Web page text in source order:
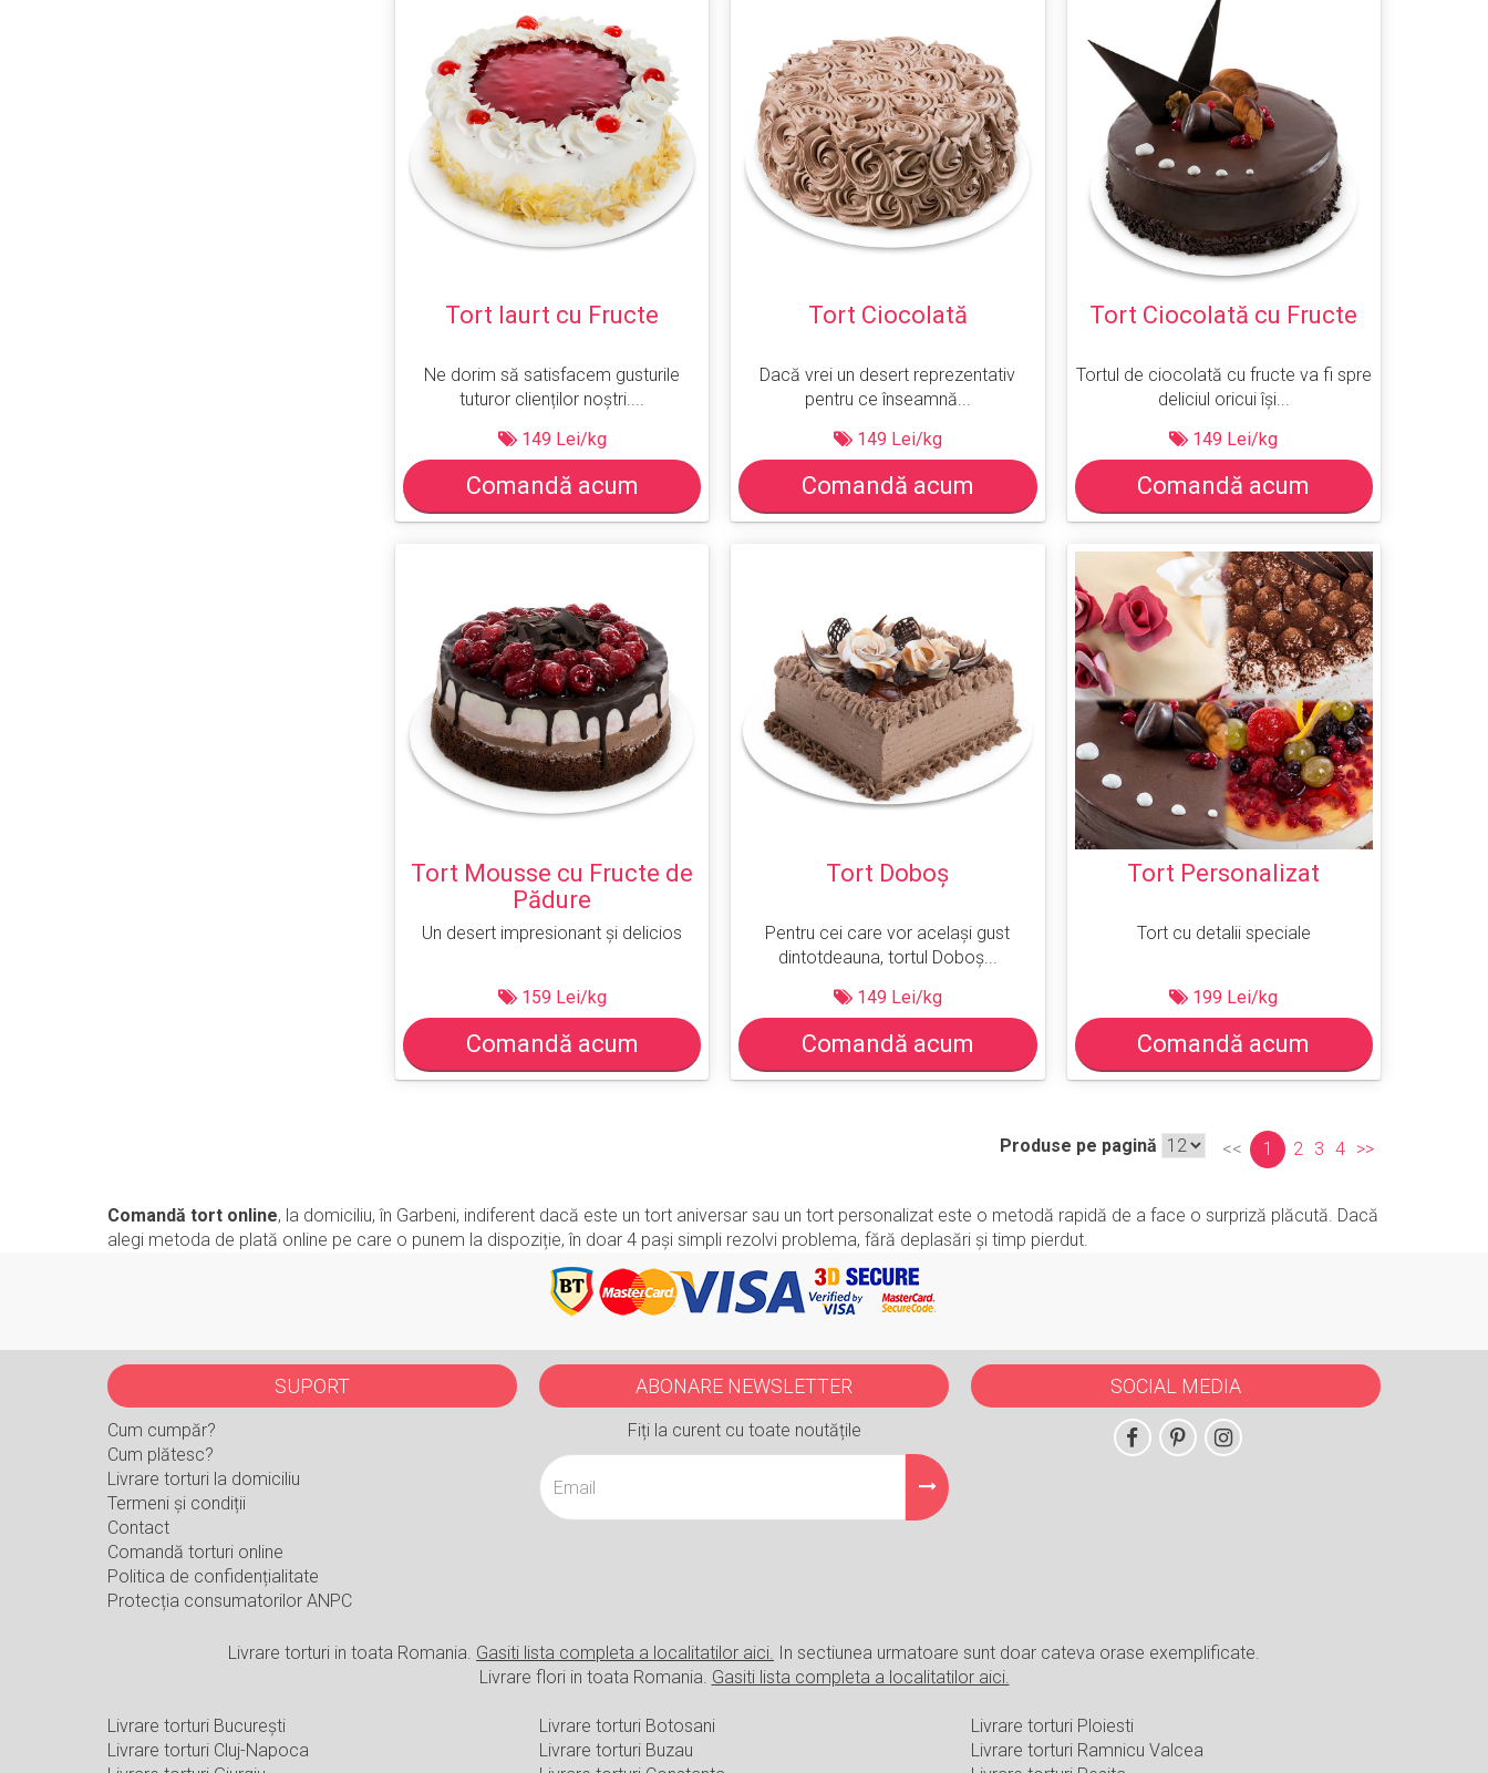
Tort Iaurt cu Fructe
Ne dorim să satisfacem gusturile
tuturor clienților noștri....
149 Lei/kg
Comandă acum
Tort Ciocolată
Dacă vrei un desert reprezentativ
pentru ce înseamnă...
149 Lei/kg
Comandă acum
Tort Ciocolată cu Fructe
Tortul de ciocolată cu fructe va fi spre
deliciul oricui își...
149 Lei/kg
Comandă acum
Tort Mousse cu Fructe de
Pădure
Un desert impresionant și delicios
159 Lei/kg
Comandă acum
Tort Doboș
Pentru cei care vor același gust
dintotdeauna, tortul Doboș...
149 Lei/kg
Comandă acum
Tort Personalizat
Tort cu detalii speciale
199 Lei/kg
Comandă acum
Produse pe pagină << 1 2 3 4 >>
Comandă tort online, la domiciliu, în Garbeni, indiferent dacă este un tort aniversar sau un tort personalizat este o metodă rapidă de a face o surpriză plăcută. Dacă
alegi metoda de plată online pe care o punem la dispoziție, în doar 4 pași simpli rezolvi problema, fără deplasări și timp pierdut.
SUPORT
Cum cumpăr?
Cum plătesc?
Livrare torturi la domiciliu
Termeni și condiții
Contact
Comandă torturi online
Politica de confidențialitate
Protecția consumatorilor ANPC
ABONARE NEWSLETTER
Fiți la curent cu toate noutățile
SOCIAL MEDIA
Livrare torturi in toata Romania. Gasiti lista completa a localitatilor aici. In sectiunea urmatoare sunt doar cateva orase exemplificate.
Livrare flori in toata Romania. Gasiti lista completa a localitatilor aici.
Livrare torturi București
Livrare torturi Cluj-Napoca
Livrare torturi Botosani
Livrare torturi Buzau
Livrare torturi Ploiesti
Livrare torturi Ramnicu Valcea